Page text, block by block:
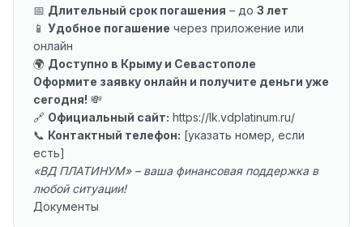
📅 Длительный срок погашения – до 3 лет
📱 Удобное погашение через приложение или
онлайн
🌍 Доступно в Крыму и Севастополе
Оформите заявку онлайн и получите деньги уже
сегодня! 💸
🔗 Официальный сайт: https://lk.vdplatinum.ru/
📞 Контактный телефон: [указать номер, если
есть]
«ВД ПЛАТИНУМ» – ваша финансовая поддержка в
любой ситуации!
Документы